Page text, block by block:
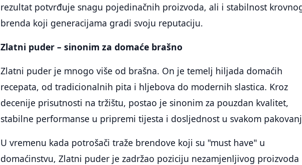
rezultat potvrđuje snagu pojedinačnih proizvoda, ali i stabilnost
brenda koji generacijama gradi svoju reputaciju.
Zlatni puder – sinonim za domaće brašno
Zlatni puder je mnogo više od brašna. On je temelj hiljada domaćih
recepata, od tradicionalnih pita i hljebova do modernih slastica. Kroz
decenije prisutnosti na tržištu, postao je sinonim za pouzdan kvalitet,
stabilne performanse u pripremi tijesta i dosljednost u svakom
U vremenu kada potrošači traže brendove koji su "must have" u
domaćinstvu, Zlatni puder je zadržao poziciju nezamjenljivog proizvoda